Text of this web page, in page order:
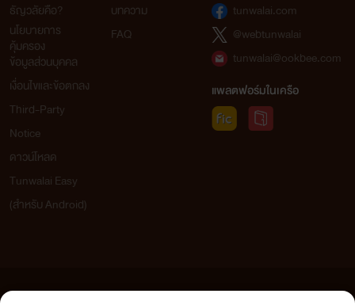
ธัญวลัยคือ?
นโยบายการ
คุ้มครอง
ข้อมูลส่วนบุคคล
เงื่อนไขและข้อตกลง
Third-Party
Notice
ดาวน์โหลด
Tunwalai Easy
(สำหรับ Android)
บทความ
FAQ
tunwalai.com
@webtunwalai
tunwalai@ookbee.com
แพลตฟอร์มในเครือ